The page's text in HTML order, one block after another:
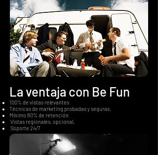
La ventaja con Be Fun
100% de vistas relevantes
Técnicas de marketing probadas y seguras.
Mínimo 80% de retención
Vistas regionales, opcional.
Soporte 24/7